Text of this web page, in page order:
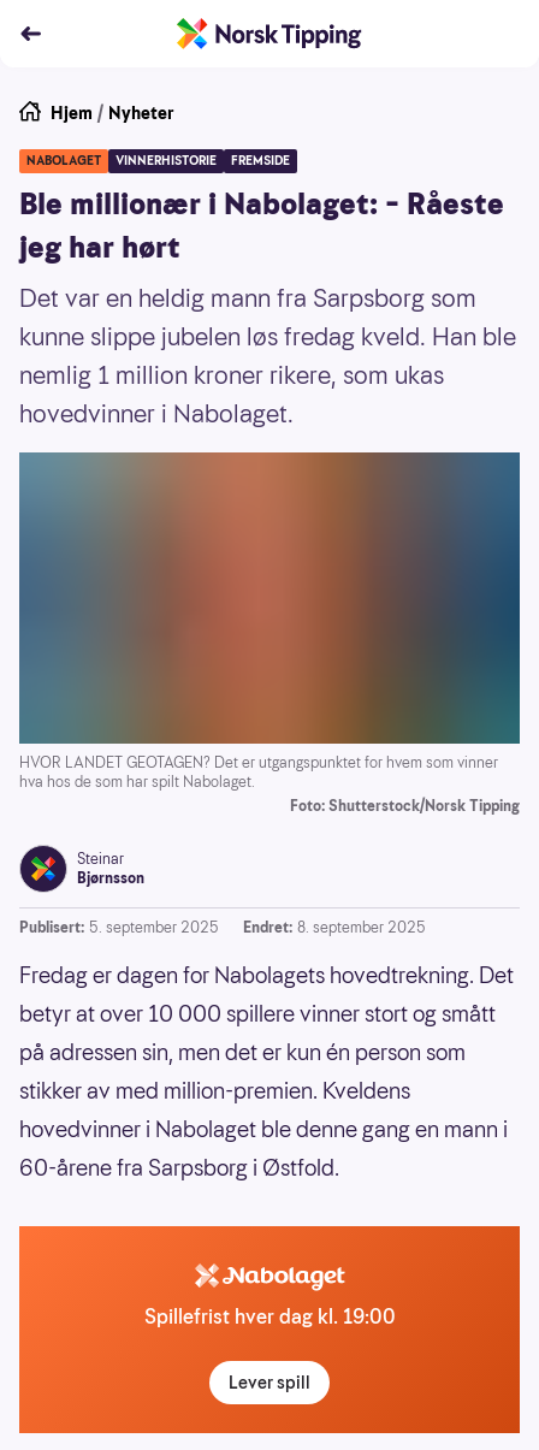
Hjem / Nyheter
NABOLAGET VINNERHISTORIE FREMSIDE
Ble millionær i Nabolaget: – Råeste
jeg har hørt
Det var en heldig mann fra Sarpsborg som
kunne slippe jubelen løs fredag kveld. Han ble
nemlig 1 million kroner rikere, som ukas
hovedvinner i Nabolaget.
HVOR LANDET GEOTAGEN? Det er utgangspunktet for hvem som vinner
hva hos de som har spilt Nabolaget.
Foto: Shutterstock/Norsk Tipping
Steinar
Bjørnsson
Publisert: 5. september 2025 Endret: 8. september 2025
Fredag er dagen for Nabolagets hovedtrekning. Det
betyr at over 10 000 spillere vinner stort og smått
på adressen sin, men det er kun én person som
stikker av med million-premien. Kveldens
hovedvinner i Nabolaget ble denne gang en mann i
60-årene fra Sarpsborg i Østfold.
Spillefrist hver dag kl. 19:00
Lever spill